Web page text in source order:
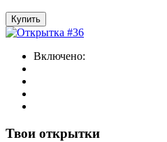
Купить
Включено:
Твои открытки